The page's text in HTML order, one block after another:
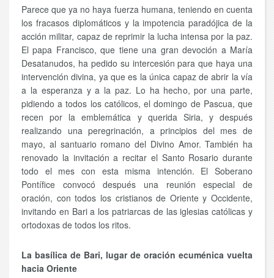
Parece que ya no haya fuerza humana, teniendo en cuenta
los fracasos diplomáticos y la impotencia paradójica de la
acción militar, capaz de reprimir la lucha intensa por la paz.
El papa Francisco, que tiene una gran devoción a María
Desatanudos, ha pedido su intercesión para que haya una
intervención divina, ya que es la única capaz de abrir la vía
a la esperanza y a la paz. Lo ha hecho, por una parte,
pidiendo a todos los católicos, el domingo de Pascua, que
recen por la emblemática y querida Siria, y después
realizando una peregrinación, a principios del mes de
mayo, al santuario romano del Divino Amor. También ha
renovado la invitación a recitar el Santo Rosario durante
todo el mes con esta misma intención. El Soberano
Pontífice convocó después una reunión especial de
oración, con todos los cristianos de Oriente y Occidente,
invitando en Bari a los patriarcas de las iglesias católicas y
ortodoxas de todos los ritos.
La basílica de Bari, lugar de oración ecuménica vuelta
hacia Oriente